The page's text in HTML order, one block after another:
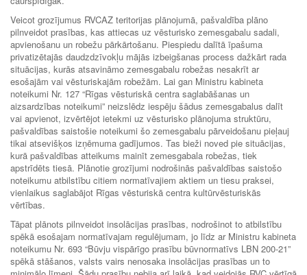
Veicot grozījumus RVCAZ teritorijas plānojumā, pašvaldība plāno
pilnveidot prasības, kas attiecas uz vēsturisko zemesgabalu sadali,
apvienošanu un robežu pārkārtošanu. Piespiedu dalītā īpašuma
privatizētajās daudzdzīvokļu mājās izbeigšanas process dažkārt rada
situācijas, kurās atsavināmo zemesgabalu robežas nesakrīt ar
esošajām vai vēsturiskajām robežām. Lai gan Ministru kabineta
noteikumi Nr. 127 “Rīgas vēsturiskā centra saglabāšanas un
aizsardzības noteikumi” neizslēdz iespēju šādus zemesgabalus dalīt
vai apvienot, izvērtējot ietekmi uz vēsturisko plānojuma struktūru,
pašvaldības saistošie noteikumi šo zemesgabalu pārveidošanu pieļauj
tikai atsevišķos izņēmuma gadījumos. Tas bieži noved pie situācijas,
kurā pašvaldības atteikums mainīt zemesgabala robežas, tiek
apstrīdēts tiesā. Plānotie grozījumi nodrošinās pašvaldības saistošo
noteikumu atbilstību citiem normatīvajiem aktiem un tiesu praksei,
vienlaikus saglabājot Rīgas vēsturiskā centra kultūrvēsturiskās
vērtības.
Tāpat plānots pilnveidot insolācijas prasības, nodrošinot to atbilstību
spēkā esošajam normatīvajam regulējumam, jo līdz ar Ministru kabineta
noteikumu Nr. 693 “Būvju vispārīgo prasību būvnormatīvs LBN 200-21”
spēkā stāšanos, valsts vairs nenosaka insolācijas prasības un to